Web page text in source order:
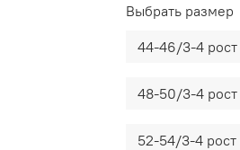
Выбрать размер
44-46/3-4 рост
48-50/3-4 рост
52-54/3-4 рост